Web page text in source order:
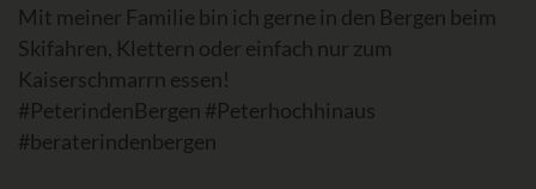
Mit meiner Familie bin ich gerne in den Bergen beim
Skifahren, Klettern oder einfach nur zum
Kaiserschmarrn essen!
#PeterindenBergen #Peterhochhinaus
#beraterindenbergen